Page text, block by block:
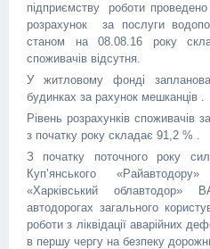
підприємству роботи
розрахунок за послуги
станом на 08.08.16 року
споживачів відсутня.
У житловому фонді
будинках за рахунок мешканців .
Рівень розрахунків споживачів
з початку року складає 91,2 % .
З початку поточного року
Куп’янського
«Харківський
автодорогах загального
роботи з ліквідації аварійних
в першу чергу на безпеку